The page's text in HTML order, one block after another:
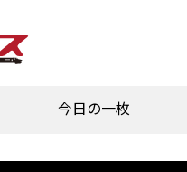
今日の一枚